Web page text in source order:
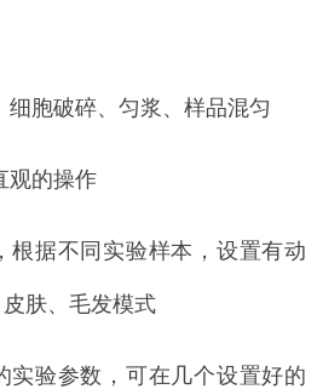
细胞破碎、匀浆、样品混匀
观的操作
根据不同实验样本，设置有动
肤、毛发模式
实验参数，可在几个设置好的